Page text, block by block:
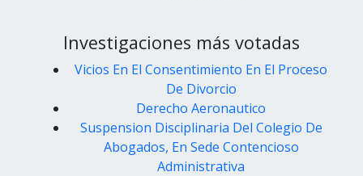
Investigaciones más votadas
Vicios En El Consentimiento En El Proceso
De Divorcio
Derecho Aeronautico
Suspension Disciplinaria Del Colegio De
Abogados, En Sede Contencioso
Administrativa